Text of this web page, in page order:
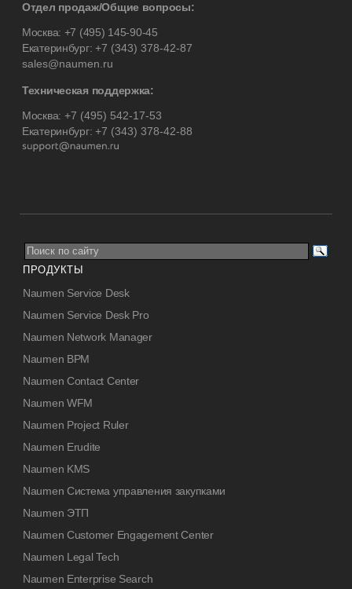
Отдел продаж/Общие вопросы:
Москва: +7 (495) 145-90-45
Екатеринбург:+7 (343) 378-42-87
sales@naumen.ru
Техническая поддержка:
Москва: +7 (495) 542-17-53
Екатеринбург:+7 (343) 378-42-88
ПРОДУКТЫ
Naumen Service Desk
Naumen Service Desk Pro
Naumen Network Manager
Naumen BPM
Naumen Contact Center
Naumen WFM
Naumen Project Ruler
Naumen Erudite
Naumen KMS
Naumen Система управления закупками
Naumen ЭТП
Naumen Customer Engagement Center
Naumen Legal Tech
Naumen Enterprise Search